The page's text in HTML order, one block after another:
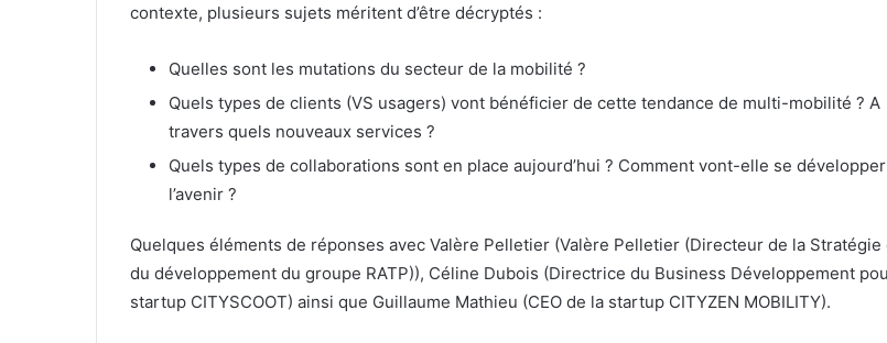
contexte, plusieurs sujets méritent d’être décryptés :
Quelles sont les mutations du secteur de la mobilité ?
Quels types de clients (VS usagers) vont bénéficier de cette tendance de multi-mobilité ? A
travers quels nouveaux services ?
Quels types de collaborations sont en place aujourd’hui ? Comment vont-elle se
l’avenir ?
Quelques éléments de réponses avec Valère Pelletier (Valère Pelletier (Directeur de la Stratégie
du développement du groupe RATP)), Céline Dubois (Directrice du Business Développement
startup CITYSCOOT) ainsi que Guillaume Mathieu (CEO de la startup CITYZEN MOBILITY).